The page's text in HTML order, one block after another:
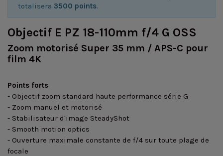
totalisera 3500 points.
Objectif E PZ 18-110mm f/4 G OSS
Zoom motorisé Super 35 mm / APS-C pour
film 4K
Points forts
- Objectif zoom standard haute performance série G
- Zoom manuel et motorisé
- Stabilisateur d'image SteadyShot
- Smooth motion optics
- Ouverture maximale constante de f/4 sur toute plage de
focale